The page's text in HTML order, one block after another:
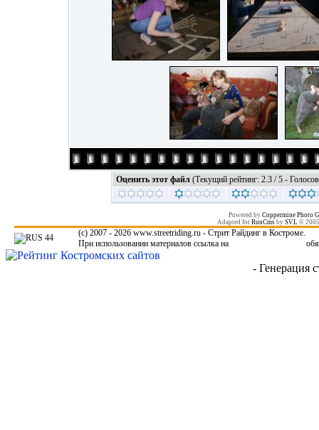
Оценить этот файл (Текущий рейтинг: 2.3 / 5 -
Powered by Coppermine Photo
Adapted for RunCmsby SVL ©
(c) 2007 - 2026 www.streetriding.ru - Стрит Райдинг в Костроме.
При использовании материалов ссылка на
- Генерация